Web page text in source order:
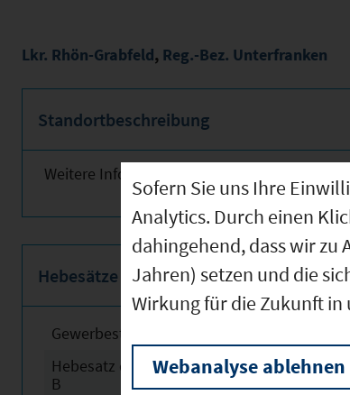
Lkr. Rhön-Grabfeld, Reg.-Bez. Unterfranken
Standortbeschreibung
Weitere Informationen finden Sie
Hebesätze
Gewerbesteuerhebesatz
Hebesatz der Grundsteuer
B
2024
Sofern Sie uns Ihre
Analytics. Durch einen
dahingehend, dass wir zu
Jahren) setzen und die
Wirkung für die Zukunft in
Webanalyse ablehnen